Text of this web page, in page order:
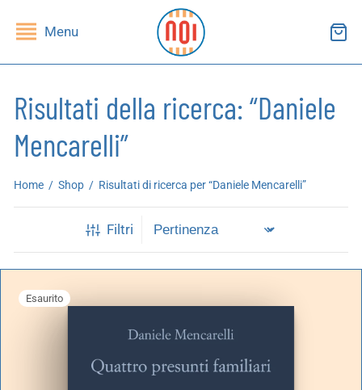
Menu
Risultati della ricerca: “Daniele
Mencarelli”
Home / Shop / Risultati di ricerca per “Daniele Mencarelli”
Filtri
Esaurito
DI LETTURA